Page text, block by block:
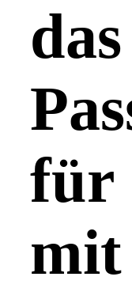
das
für
mit